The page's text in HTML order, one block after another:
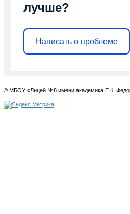
лучше?
Написать о проблеме
© МБОУ «Лицей №8 имени академика Е.К.